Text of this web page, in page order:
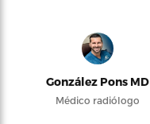
González Pons MD
Médico radiólogo